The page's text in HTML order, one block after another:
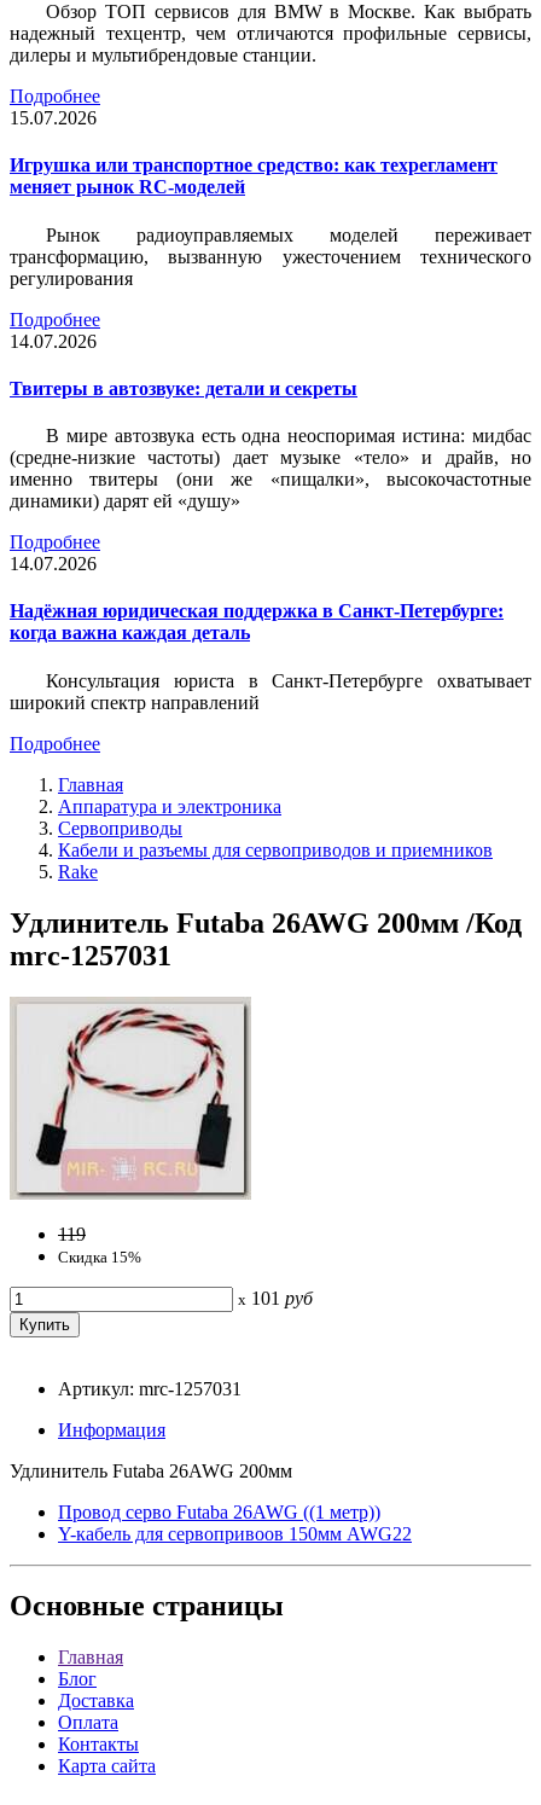
Обзор ТОП сервисов для BMW в Москве. Как выбрать
надежный техцентр, чем отличаются профильные сервисы,
дилеры и мультибрендовые станции.
Подробнее
15.07.2026
Игрушка или транспортное средство: как техрегламент
меняет рынок RC-моделей
Рынок радиоуправляемых моделей переживает
трансформацию, вызванную ужесточением технического
регулирования
Подробнее
14.07.2026
Твитеры в автозвуке: детали и секреты
В мире автозвука есть одна неоспоримая истина: мидбас
(средне-низкие частоты) дает музыке «тело» и драйв, но
именно твитеры (они же «пищалки», высокочастотные
динамики) дарят ей «душу»
Подробнее
14.07.2026
Надёжная юридическая поддержка в Санкт-Петербурге:
когда важна каждая деталь
Консультация юриста в Санкт-Петербурге охватывает
широкий спектр направлений
Подробнее
Главная
Аппаратура и электроника
Сервоприводы
Кабели и разъемы для сервоприводов и приемников
Rake
Удлинитель Futaba 26AWG 200мм /Код
mrc-1257031
119
Скидка 15%
x 101 руб
Артикул: mrc-1257031
Информация
Удлинитель Futaba 26AWG 200мм
Провод серво Futaba 26AWG ((1 метр))
Y-кабель для сервопривоов 150мм AWG22
Основные страницы
Главная
Блог
Доставка
Оплата
Контакты
Карта сайта